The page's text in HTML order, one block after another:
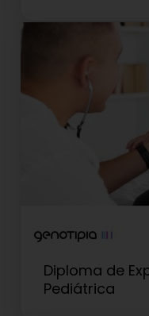
Diploma de
Pediátrica